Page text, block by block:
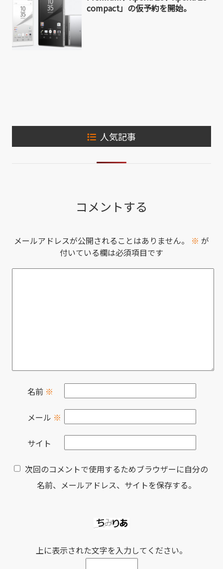
compact」の仮予約を開始。
人気記事
コメントする
メールアドレスが公開されることはありません。 ※ が
付いている欄は必須項目です
名前 ※
メール ※
サイト
次回のコメントで使用するためブラウザーに自分の
名前、メールアドレス、サイトを保存する。
上に表示された文字を入力してください。